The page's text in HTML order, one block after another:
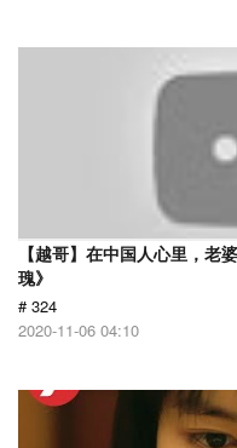
【越哥】在中国人心里，老
瑰》
# 324
2020-11-06 04:10